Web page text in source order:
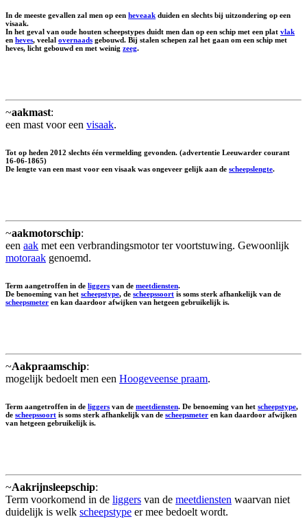
In de meeste gevallen zal men op een heveaak duiden en slechts bij uitzondering op een
visaak.
In het geval van oude houten scheepstypes duidt men dan op een schip met een plat vlak
en heves, veelal overnaads gebouwd. Bij stalen schepen zal het gaan om een schip met
heves, licht gebouwd en met weinig zeeg.
~aakmast:
een mast voor een visaak.
Tot op heden 2012 slechts één vermelding gevonden. (advertentie Leeuwarder courant
16-06-1865)
De lengte van een mast voor een visaak was ongeveer gelijk aan de scheepslengte.
~aakmotorschip:
een aak met een verbrandingsmotor ter voortstuwing. Gewoonlijk
motoraak genoemd.
Term aangetroffen in de liggers van de meetdiensten.
De benoeming van het scheepstype, de scheepssoort is soms sterk afhankelijk van de
scheepsmeter en kan daardoor afwijken van hetgeen gebruikelijk is.
~Aakpraamschip:
mogelijk bedoelt men een Hoogeveense praam.
Term aangetroffen in de liggers van de meetdiensten. De benoeming van het scheepstype,
de scheepssoort is soms sterk afhankelijk van de scheepsmeter en kan daardoor afwijken
van hetgeen gebruikelijk is.
~Aakrijnsleepschip:
Term voorkomend in de liggers van de meetdiensten waarvan niet
duidelijk is welk scheepstype er mee bedoelt wordt.